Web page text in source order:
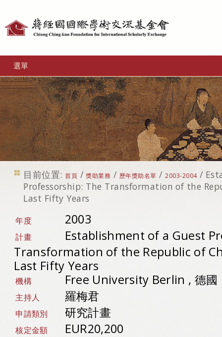
選單
目前位置: 首頁 /獎助業務 / 歷年獎助名單 /2003-2004 /
Professorship: The Transformation of the
Last Fifty Years
年度 2003
計畫
Establishment of a Guest
Transformation of the Republic of
Last Fifty Years
機構 Free University Berlin , 德國
主持人 羅梅君
申請類別 研究計畫
核定金額 EUR20,200